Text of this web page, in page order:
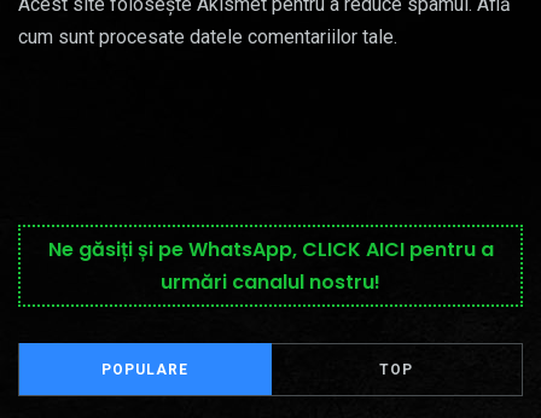
cum sunt procesate datele comentariilor tale.
Ne găsiți și pe WhatsApp, CLICK AICI pentru a
urmări canalul nostru!
POPULARE TOP